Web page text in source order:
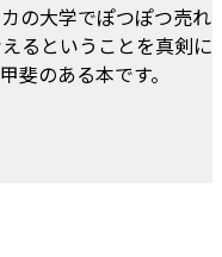
の大学でぽつぽつ売れ
るということを真剣に
斐のある本です。